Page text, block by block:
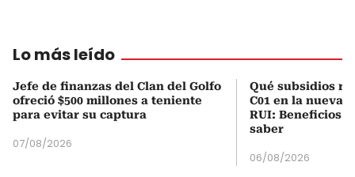
Lo más leído
Jefe de finanzas del Clan del Golfo
ofreció $500 millones a teniente
para evitar su captura
07/08/2026
Qué subsidios
C01 en la nueva
RUI: Beneficios
saber
06/08/2026